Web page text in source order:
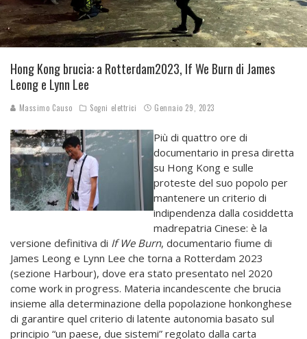
Hong Kong brucia: a Rotterdam2023, If We Burn di James
Leong e Lynn Lee
Massimo Causo Sogni elettrici Gennaio 29, 2023
Più di quattro ore di
documentario in presa diretta
su Hong Kong e sulle
proteste del suo popolo per
mantenere un criterio di
indipendenza dalla cosiddetta
madrepatria Cinese: è la
versione definitiva di If We Burn, documentario fiume di
James Leong e Lynn Lee che torna a Rotterdam 2023
(sezione Harbour), dove era stato presentato nel 2020
come work in progress. Materia incandescente che brucia
insieme alla determinazione della popolazione honkonghese
di garantire quel criterio di latente autonomia basato sul
principio “un paese, due sistemi” regolato dalla carta